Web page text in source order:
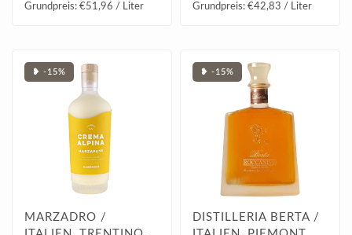
Grundpreis: €51,96 / Liter
Grundpreis: €42,83 / Liter
❥ -15%
MARZADRO /
❥ -15%
DISTILLERIA BERTA /